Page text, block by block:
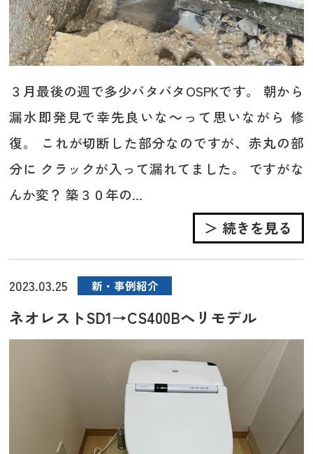
３月最後の週で多少バタバタOSPKです。 朝から
漏水即発見で幸先良いな～って思いながら 修
復。 これが切断した部分なのですが、赤丸の部
分に クラックが入って漏れてました。 ですがな
んか変？ 築３０年の...
＞ 続きを見る
2023.03.25 新・事例紹介
ネオレストSD1→CS400Bへリモデル